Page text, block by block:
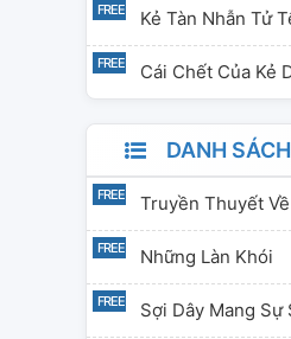
Kẻ Tàn Nhẫn Tử
Cái Chết Của Kẻ
DANH
Truyền Thuyết
Những Làn Khói
Sợi Dây Mang Sự